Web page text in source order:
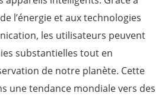
l’énergie et aux technologies
les utilisateurs peuvent
substantielles tout en
de notre planète. Cette
une tendance mondiale vers des